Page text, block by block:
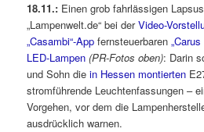
18.11.: Einen grob fahrlässigen
„Lampenwelt.de“ bei derVideo-
„Casambi“-App fernsteuerbaren
LED-Lampen (PR-Fotos oben): Darin
und Sohn diein Hessen montierten
stromführende Leuchtenfassungen –
Vorgehen, vor dem die
ausdrücklich warnen.